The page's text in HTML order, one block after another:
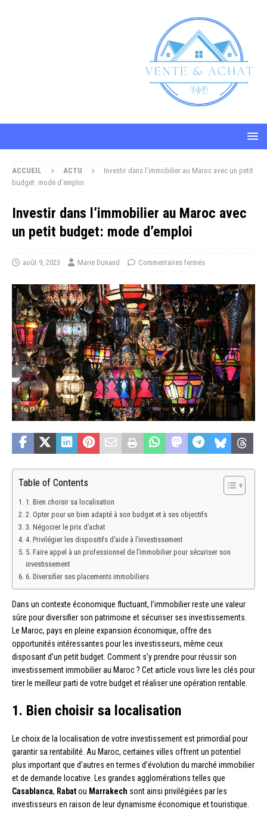
ACCUEIL ACTU
Investir dans l’immobilier au Maroc avec un petit
budget: mode d’emploi
Investir dans l’immobilier au Maroc avec
un petit budget: mode d’emploi
août 9, 2023 Marie Dunand Commentaires fermés
Table of Contents
1. Bien choisir sa localisation
2. Opter pour un bien adapté à son budget et à ses objectifs
3. Négocier le prix d’achat
4. Privilégier les dispositifs d’aide à l’investissement
5. Faire appel à un professionnel de l’immobilier pour sécuriser son
investissement
6. Diversifier ses placements immobiliers
Dans un contexte économique fluctuant, l’immobilier reste une valeur
sûre pour diversifier son patrimoine et sécuriser ses investissements.
Le Maroc, pays en pleine expansion économique, offre des
opportunités intéressantes pour les investisseurs, même ceux
disposant d’un petit budget. Comment s’y prendre pour réussir son
investissement immobilier au Maroc ? Cet article vous livre les clés pour
tirer le meilleur parti de votre budget et réaliser une opération rentable.
1. Bien choisir sa localisation
Le choix de la localisation de votre investissement est primordial pour
garantir sa rentabilité. Au Maroc, certaines villes offrent un potentiel
plus important que d’autres en termes d’évolution du marché immobilier
et de demande locative. Les grandes agglomérations telles que
Casablanca, Rabatou Marrakech sont ainsi privilégiées par les
investisseurs en raison de leur dynamisme économique et touristique.